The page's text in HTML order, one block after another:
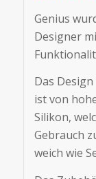
Genius
Designer
Das
ist von
Silikon,
Gebrauch
weich wie